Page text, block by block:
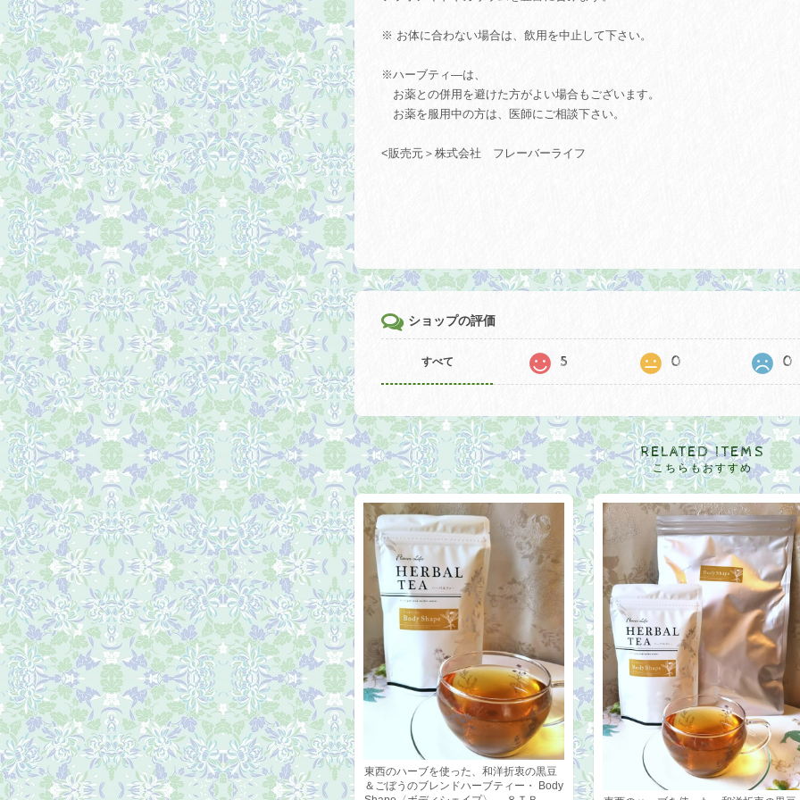
※ お体に合わない場合は、飲用を中止して下さい。
※ハーブティ―は、
お薬との併用を避けた方がよい場合もございます。
お薬を服用中の方は、医師にご相談下さい。
<販売元＞株式会社 フレーバーライフ
ショップの評価
すべて 5 0 0
RELATED ITEMS
こちらもおすすめ
東西のハーブを使った、和洋折衷の黒豆
＆ごぼうのブレンドハーブティー・ Body